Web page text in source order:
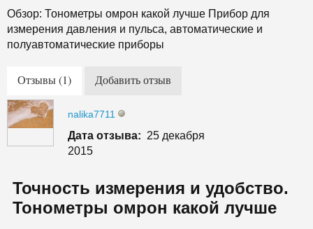
Обзор: Тонометры омрон какой лучше Прибор для
измерения давления и пульса, автоматические и
полуавтоматические приборы
Отзывы (1) Добавить отзыв
nalika7711
Дата отзыва: 25 декабря
2015
Точность измерения и удобство.
Тонометры омрон какой лучше